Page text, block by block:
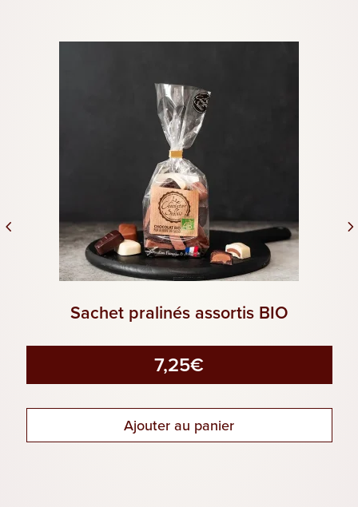
Sachet pralinés assortis BIO
7,25€
Ajouter au panier